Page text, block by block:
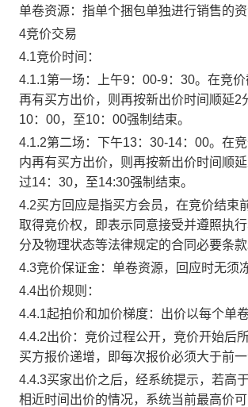
单卷资源：指单个捆包单独进行销售的资
4竞价交易
4.1竞价时间：
4.1.1第一场：上午9：00-9：30。在竞
再有买方出价，则再按新出价时间顺延
10：00，至10：00强制结束。
4.1.2第二场：下午13：30-14：00。在
内再有买方出价，则再按新出价时间顺
过14：30，至14:30强制结束。
4.2买方回应是指买方会员，在竞价结束
取得竞价权，即表示同意接受并遵照执
分及物理状态等法律规定的合同必要条款
4.3竞价保证金：单卷资源，回应时无须
4.4出价规则：
4.4.1起拍价和加价梯度：出价以每个单
4.4.2出价：竞价过程公开，竞价开始后
买方报价递增，即每次报价必须大于前
4.4.3买家出价之后，经系统提示，若高
相近时间出价的情况，系统当前最高价